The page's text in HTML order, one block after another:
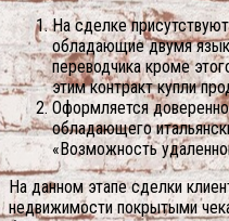
На сделке
обладающие двумя
переводчика кроме
этим контракт купли
Оформляется
обладающего
«Возможность
На данном этапе сделки
недвижимости покрытыми